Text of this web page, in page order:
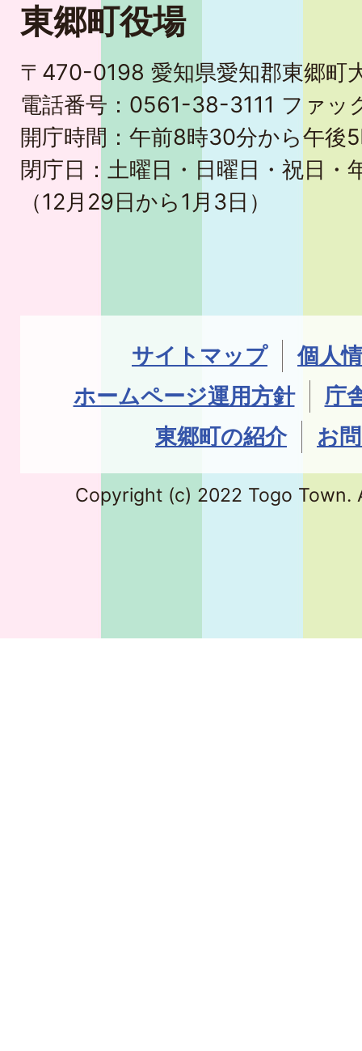
東郷町役場
〒470-0198 愛知県愛知郡東郷町
電話番号：0561-38-3111 ファ
開庁時間：午前8時30分から午後
閉庁日：土曜日・日曜日・祝日・
（12月29日から1月3日）
サイトマップ
個人
ホームページ運用方針
庁
東郷町の紹介
お
Copyright (c) 2022 Togo Town.